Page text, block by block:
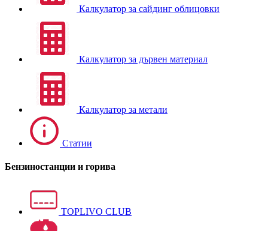
Калкулатор за сайдинг облицовки
Калкулатор за дървен материал
Калкулатор за метали
Статии
Бензиностанции и горива
TOPLIVO CLUB